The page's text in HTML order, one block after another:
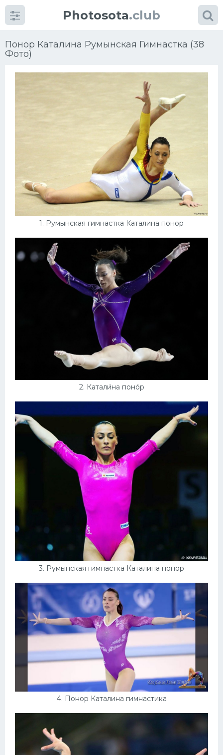
Photosota.club
Понор Каталина Румынская Гимнастка (38
Фото)
1. Румынская гимнастка Каталина понор
2. Катали́на поно́р
3. Румынская гимнастка Каталина понор
4. Понор Каталина гимнастика
Баскетбол
Хоккей
Велогонки
Конькобежный спорт
Тренажеры
Интерьеры квартир